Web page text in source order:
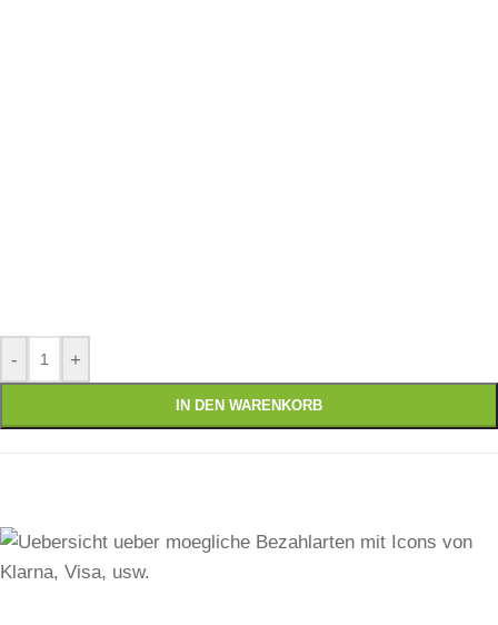
- +
IN DEN WARENKORB